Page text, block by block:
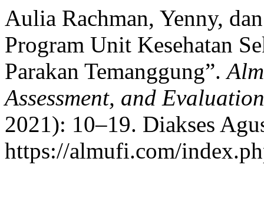
Aulia Rachman, Yenny,
Program Unit Kesehatan
Parakan Temanggung”.
Assessment, and
2021): 10–19. Diakses
https://almufi.com/